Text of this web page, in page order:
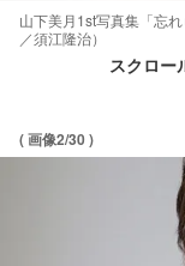
山下美月1st写真集「忘
／須江隆治）
スクロー
( 画像2/30 )